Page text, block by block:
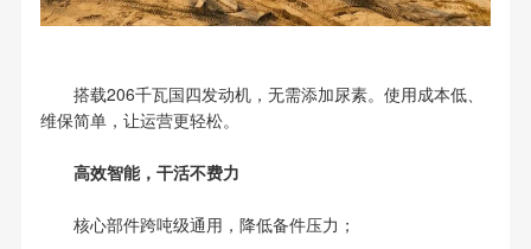
搭载206千瓦国四发动机，无需添加尿素。使用成本低、
维保简单，让运营更轻松。
高效智能，干活不费力
核心部件跨吨级通用，降低备件压力；